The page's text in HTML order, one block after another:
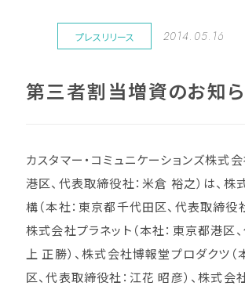
プレスリリース 2014.05.16
第三者割当増資のお知
カスタマー・コミュニケーションズ株式
港区、代表取締役社：米倉 裕之）は、 株
構（本社：東京都千代田区、代表取締役
株式会社プラネット （本社：東京都港区
上 正勝）、株式会社博報堂プロダクツ（
区、代表取締役社：江花 昭彦）、株式会